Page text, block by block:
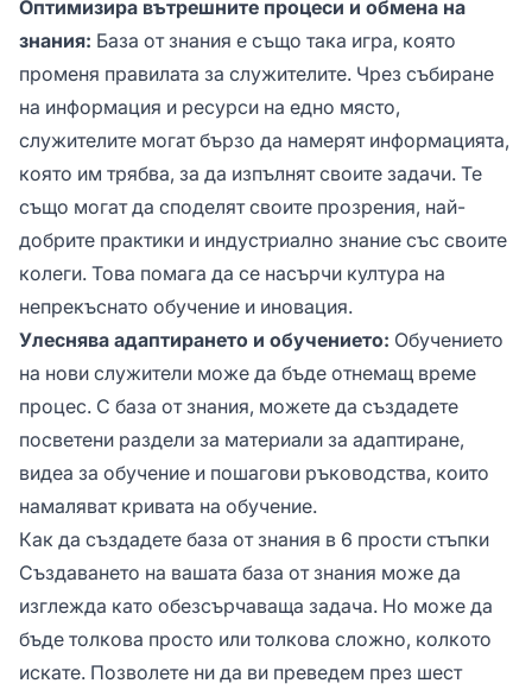
Оптимизира вътрешните процеси и обмена на
знания: База от знания е също така игра, която
променя правилата за служителите. Чрез събиране
на информация и ресурси на едно място,
служителите могат бързо да намерят информацията,
която им трябва, за да изпълнят своите задачи. Те
също могат да споделят своите прозрения, най-
добрите практики и индустриално знание със своите
колеги. Това помага да се насърчи култура на
непрекъснато обучение и иновация.
Улеснява адаптирането и обучението: Обучението
на нови служители може да бъде отнемащ време
процес. С база от знания, можете да създадете
посветени раздели за материали за адаптиране,
видеа за обучение и пошагови ръководства, които
намаляват кривата на обучение.
Как да създадете база от знания в 6 прости стъпки
Създаването на вашата база от знания може да
изглежда като обезсърчаваща задача. Но може да
бъде толкова просто или толкова сложно, колкото
искате. Позволете ни да ви преведем през шест